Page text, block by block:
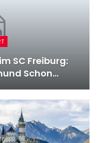
SC Freiburg:
Schon…